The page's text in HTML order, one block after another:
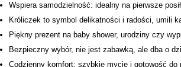
Wspiera samodzielność: idealny na pierwsze
Króliczek to symbol delikatności i radości, umili
Piękny prezent na baby shower, urodziny czy
Bezpieczny wybór, nie jest zabawką, ale dba o
Codzienny komfort: szybkie mycie i gotowość do